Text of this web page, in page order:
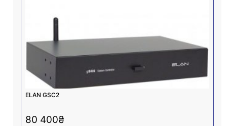
ELAN GSC2
80 400₴